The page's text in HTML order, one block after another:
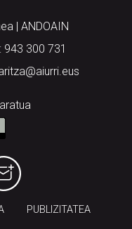
| ANDOAIN
943 300 731
PUBLIZITATEA